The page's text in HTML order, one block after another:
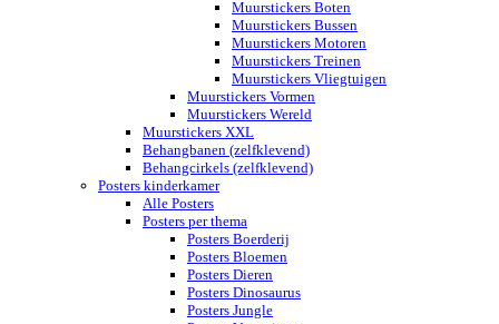
Muurstickers Boten
Muurstickers Bussen
Muurstickers Motoren
Muurstickers Treinen
Muurstickers Vliegtuigen
Muurstickers Vormen
Muurstickers Wereld
Muurstickers XXL
Behangbanen (zelfklevend)
Behangcirkels (zelfklevend)
Posters kinderkamer
Alle Posters
Posters per thema
Posters Boerderij
Posters Bloemen
Posters Dieren
Posters Dinosaurus
Posters Jungle